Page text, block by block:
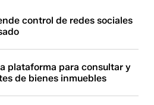
control de redes sociales
plataforma para consultar y
de bienes inmuebles